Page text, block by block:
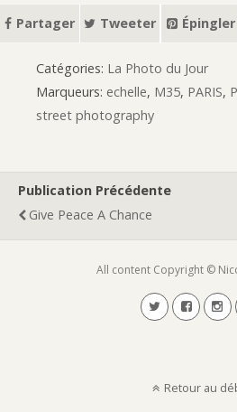
Partager Tweeter Épingler
Catégories: La Photo du Jour
Marqueurs: echelle, M35, PARIS,
street photography
Publication Précédente
Give Peace A Chance
All content Copyright ©
Retour au